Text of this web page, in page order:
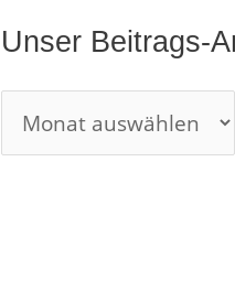
Unser Beitrags-